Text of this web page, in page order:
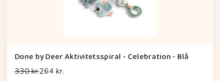
Done by Deer Aktivitetsspiral - Celebration - Blå
330 kr.264 kr.